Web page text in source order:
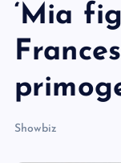
‘Mia
Showbiz